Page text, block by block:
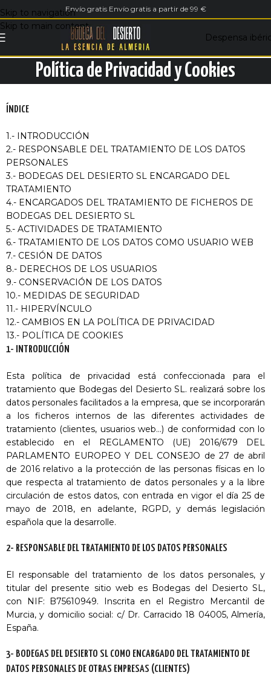
Skip to navigation
Skip to main content
Envío gratis Envío gratis a partir de 99 €
Despensa
Política de Privacidad y Cookies
ÍNDICE
1.- INTRODUCCIÓN
2.- RESPONSABLE DEL TRATAMIENTO DE LOS DATOS
PERSONALES
3.- BODEGAS DEL DESIERTO SL ENCARGADO DEL
TRATAMIENTO
4.- ENCARGADOS DEL TRATAMIENTO DE FICHEROS DE
BODEGAS DEL DESIERTO SL
5.- ACTIVIDADES DE TRATAMIENTO
6.- TRATAMIENTO DE LOS DATOS COMO USUARIO WEB
7.- CESIÓN DE DATOS
8.- DERECHOS DE LOS USUARIOS
9.- CONSERVACIÓN DE LOS DATOS
10.- MEDIDAS DE SEGURIDAD
11.- HIPERVÍNCULO
12.- CAMBIOS EN LA POLÍTICA DE PRIVACIDAD
13.- POLÍTICA DE COOKIES
1- INTRODUCCIÓN
Esta política de privacidad está confeccionada para el
tratamiento que Bodegas del Desierto SL. realizará sobre los
datos personales facilitados a la empresa, que se incorporarán
a los ficheros internos de las diferentes actividades de
tratamiento (clientes, usuarios web…) de conformidad con lo
establecido en el REGLAMENTO (UE) 2016/679 DEL
PARLAMENTO EUROPEO Y DEL CONSEJO de 27 de abril
de 2016 relativo a la protección de las personas físicas en lo
que respecta al tratamiento de datos personales y a la libre
circulación de estos datos, con entrada en vigor el día 25 de
mayo de 2018, en adelante, RGPD, y demás legislación
española que la desarrolle.
2- RESPONSABLE DEL TRATAMIENTO DE LOS DATOS PERSONALES
El responsable del tratamiento de los datos personales, y
titular del presente sitio web es Bodegas del Desierto SL,
con NIF: B75610949. Inscrita en el Registro Mercantil de
Murcia, y domicilio social: c/ Dr. Carracido 18 04005, Almería,
España.
3- BODEGAS DEL DESIERTO SL COMO ENCARGADO DEL TRATAMIENTO DE
DATOS PERSONALES DE OTRAS EMPRESAS (CLIENTES)